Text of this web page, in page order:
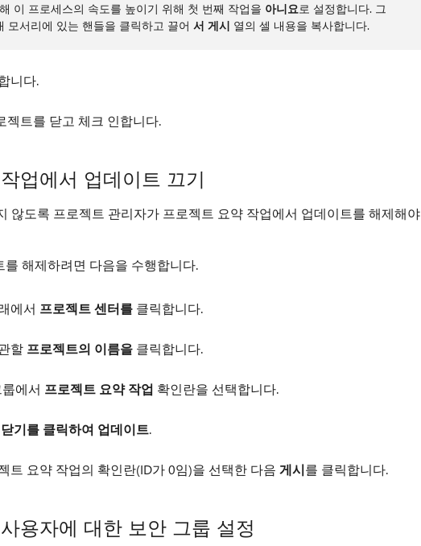
이 프로세스의 속도를 높이기 위해 첫 번째 작업을 아니요로 설정합니다. 그
모서리에 있는 핸들을 클릭하고 끌어 서 게시 열의 셀 내용을 복사합니다.
니다.
젝트를 닫고 체크 인합니다.
업에서 업데이트 끄기
않도록 프로젝트 관리자가 프로젝트 요약 작업에서 업데이트를 해제해야
해제하려면 다음을 수행합니다.
에서 프로젝트 센터를클릭합니다.
할 프로젝트의 이름을클릭합니다.
에서 프로젝트 요약 작업 확인란을 선택합니다.
닫기를 클릭하여 업데이트.
트 요약 작업의 확인란(ID가 0임)을 선택한 다음 게시를 클릭합니다.
용자에 대한 보안 그룹 설정